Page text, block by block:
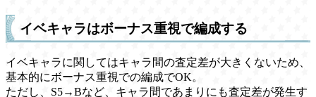
イベキャラはボーナス重視で編成する
イベキャラに関してはキャラ間の査定差が大きくないため、
基本的にボーナス重視での編成でOK。
ただし、S5→Bなど、キャラ間であまりにも査定差が発生す